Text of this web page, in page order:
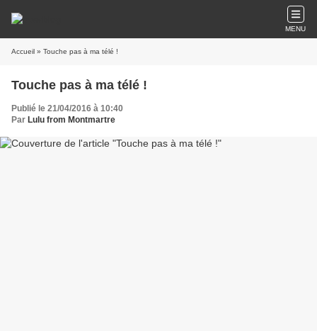
MENU
Accueil » Touche pas à ma télé !
Touche pas à ma télé !
Publié le 21/04/2016 à 10:40
Par Lulu from Montmartre